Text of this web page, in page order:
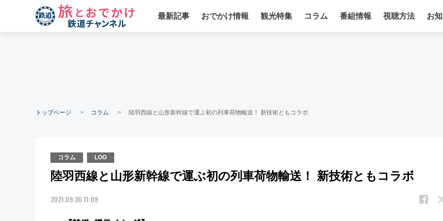
最新記事 おでかけ情報 観光特集 コラム 番組情報 視聴方法 お
トップページ コラム 陸羽西線と山形新幹線で運ぶ初の列車荷物輸送！ 新技術ともコラボ
コラム LOG
陸羽西線と山形新幹線で運ぶ初の列車荷物輸送！ 新技術ともコラボ
2021.09.30 11:09